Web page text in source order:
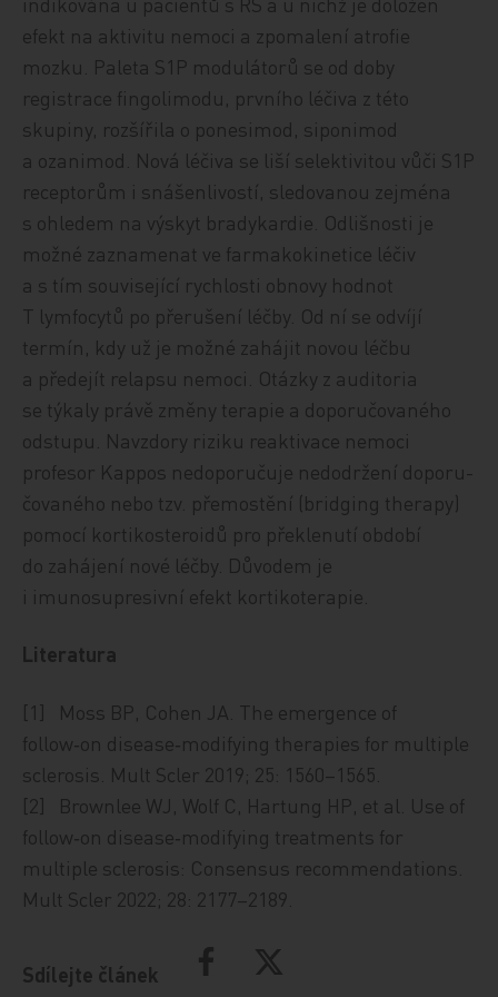
efekt na aktivitu nemoci a zpomalení atrofie
mozku. Paleta S1P modulátorů se od doby
registrace fingolimodu, prvního léčiva z této
skupiny, rozšířila o ponesimod, siponimod
a ozanimod. Nová léčiva se liší selektivitou vůči S1P
receptorům i snášenlivostí, sledovanou zejména
s ohledem na výskyt bradykardie. Odlišnosti je
možné zaznamenat ve farmakokinetice léčiv
a s tím související rychlosti obnovy hodnot
T lymfocytů po přerušení léčby. Od ní se odvíjí
termín, kdy už je možné zahájit novou léčbu
a předejít relapsu nemoci. Otázky z auditoria
se týkaly právě změny terapie a doporučovaného
odstupu. Navzdory riziku reaktivace nemoci
profesor Kappos nedoporučuje nedodržení do­po­ru­
čo­va­né­ho nebo tzv. přemostění (bridging therapy)
pomocí kortikosteroidů pro překlenutí období
do zahájení nové léčby. Důvodem je
i imunosupresivní efekt kortikoterapie.
Literatura
[1] Moss BP, Cohen JA. The emergence of
follow‑on disease‑modifying therapies for multiple
sclerosis. Mult Scler 2019; 25: 1560–1565.
[2] Brownlee WJ, Wolf C, Hartung HP, et al. Use of
follow‑on disease‑modifying treatments for
multiple sclerosis: Consensus recommendations.
Mult Scler 2022; 28: 2177–2189.
Sdílejte článek